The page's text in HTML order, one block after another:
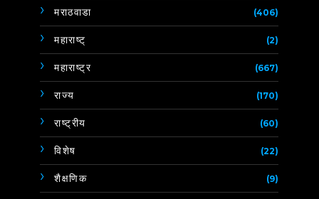
मराठवाडा (406)
महाराष्ट् (2)
महाराष्ट्र (667)
राज्य (170)
राष्ट्रीय (60)
विशेष (22)
शैक्षणिक (9)